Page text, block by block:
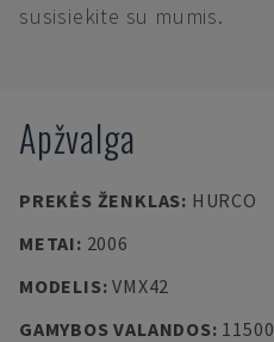
susisiekite su mumis.
Apžvalga
PREKĖS ŽENKLAS: HURCO
METAI: 2006
MODELIS:VMX42
GAMYBOS VALANDOS: 11500